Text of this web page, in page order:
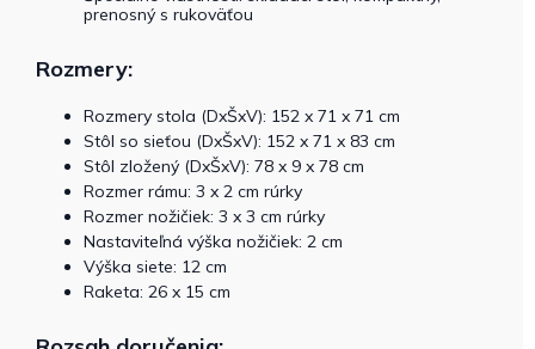
prenosný s rukoväťou
Rozmery:
Rozmery stola (DxŠxV): 152 x 71 x 71 cm
Stôl so sieťou (DxŠxV): 152 x 71 x 83 cm
Stôl zložený (DxŠxV): 78 x 9 x 78 cm
Rozmer rámu: 3 x 2 cm rúrky
Rozmer nožičiek: 3 x 3 cm rúrky
Nastaviteľná výška nožičiek: 2 cm
Výška siete: 12 cm
Raketa: 26 x 15 cm